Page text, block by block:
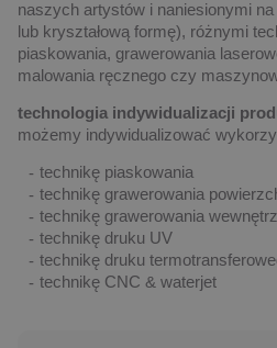
naszych artystów i naniesionymi
lub kryształową formę), różnymi
piaskowania, grawerowania
malowania ręcznego czy
technologia indywidualizacji
możemy indywidualizować
technikę piaskowania
technikę grawerowania
technikę grawerowania
technikę druku UV
technikę druku
technikę CNC & waterjet